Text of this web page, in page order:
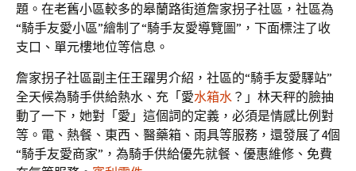
題。在老舊小區較多的皋蘭路街道詹家拐子社區，社區為
“騎手友愛小區”繪制了“騎手友愛導覽圖”，下面標注了收
支口、單元樓地位等信息。
詹家拐子社區副主任王躍男介紹，社區的“騎手友愛驛站”
全天候為騎手供給熱水、充「愛水箱水 ？」林天秤的臉抽
動了一下，她對「愛」這個詞的定義，必須是情感比例對
等。電、熱餐、東西、醫藥箱、雨具等服務，還發展了4個
“騎手友愛商家”，為騎手供給優先就餐、優惠維修、免費